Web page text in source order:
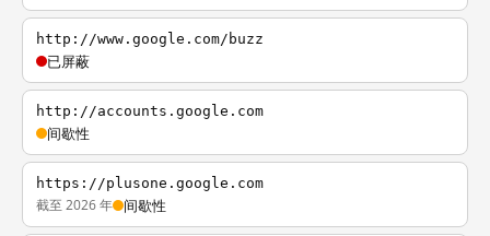
http://www.google.com/buzz
已屏蔽
http://accounts.google.com
间歇性
https://plusone.google.com
截至 2026 年 间歇性